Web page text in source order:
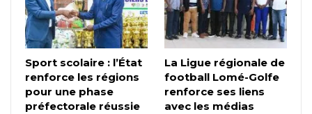
Sport scolaire : l’État
renforce les régions
pour une phase
préfectorale réussie
La Ligue régionale de
football Lomé-Golfe
renforce ses liens
avec les médias